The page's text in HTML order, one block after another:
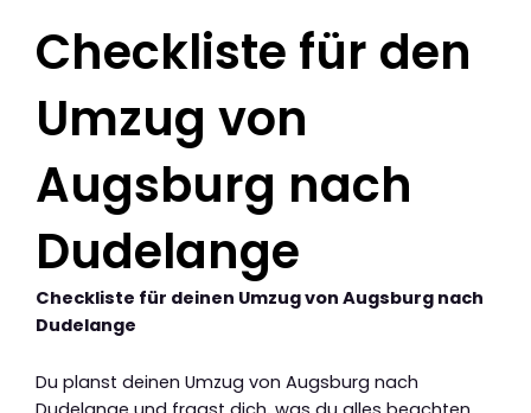
Checkliste für den
Umzug von
Augsburg nach
Dudelange
Checkliste für deinen Umzug von Augsburg nach
Dudelange
Du planst deinen Umzug von Augsburg nach